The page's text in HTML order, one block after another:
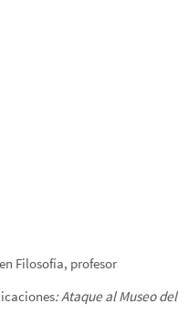
Filosofía, profesor
: Ataque al Museo del